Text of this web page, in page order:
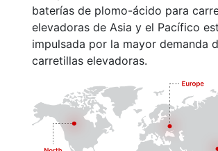
baterías de plomo-ácido para
elevadoras de Asia y el Pacífico
impulsada por la mayor demanda
carretillas elevadoras.